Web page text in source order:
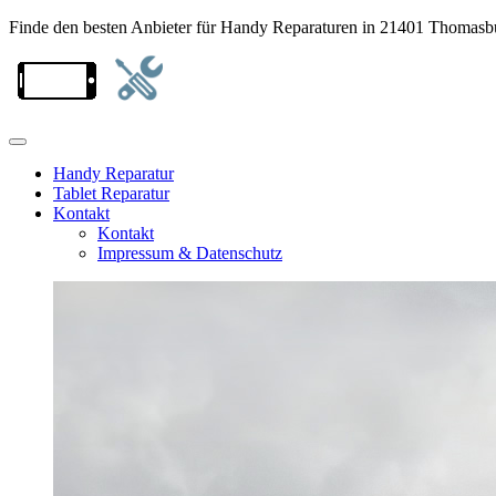
Finde den besten Anbieter für Handy Reparaturen in 21401
Handy Reparatur
Tablet Reparatur
Kontakt
Kontakt
Impressum & Datenschutz